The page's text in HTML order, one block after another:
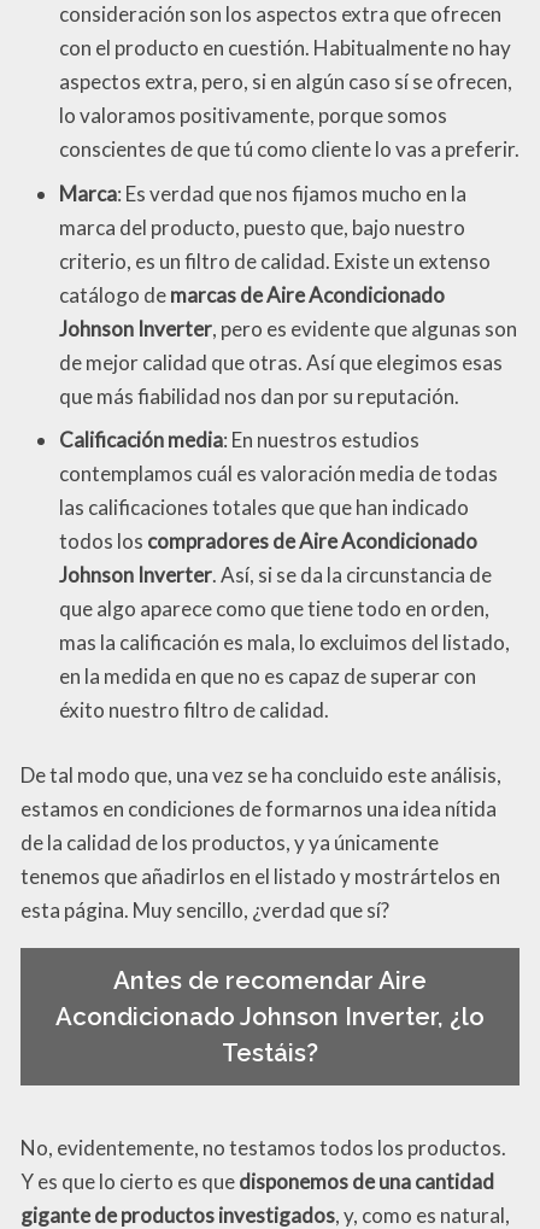
consideración son los aspectos extra que ofrecen
con el producto en cuestión. Habitualmente no hay
aspectos extra, pero, si en algún caso sí se ofrecen,
lo valoramos positivamente, porque somos
conscientes de que tú como cliente lo vas a preferir.
Marca: Es verdad que nos fijamos mucho en la
marca del producto, puesto que, bajo nuestro
criterio, es un filtro de calidad. Existe un extenso
catálogo demarcas de Aire Acondicionado
Johnson Inverter, pero es evidente que algunas son
de mejor calidad que otras. Así que elegimos esas
que más fiabilidad nos dan por su reputación.
Calificación media: En nuestros estudios
contemplamos cuál es valoración media de todas
las calificaciones totales que que han indicado
todos los compradores de Aire Acondicionado
Johnson Inverter. Así, si se da la circunstancia de
que algo aparece como que tiene todo en orden,
mas la calificación es mala, lo excluimos del listado,
en la medida en que no es capaz de superar con
éxito nuestro filtro de calidad.
De tal modo que, una vez se ha concluido este análisis,
estamos en condiciones de formarnos una idea nítida
de la calidad de los productos, y ya únicamente
tenemos que añadirlos en el listado y mostrártelos en
esta página. Muy sencillo, ¿verdad que sí?
Antes de recomendar Aire
Acondicionado Johnson Inverter, ¿lo
Testáis?
No, evidentemente, no testamos todos los productos.
Y es que lo cierto es quedisponemos de una cantidad
gigante de productos investigados, y, como es natural,